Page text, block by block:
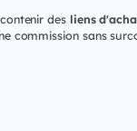
des liens
commission sans